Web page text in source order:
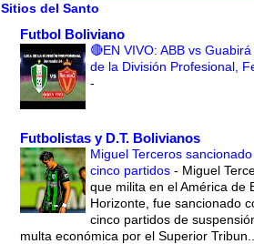
Sitios del Santo
Futbol Boliviano
🔴EN VIVO: ABB vs
de la División Profesional,
-
Futbolistas y D.T. Bolivianos
Miguel Terceros
cinco partidos - Miguel
que milita en el América de
Horizonte, fue sancionado
cinco partidos de
multa económica por el Superior